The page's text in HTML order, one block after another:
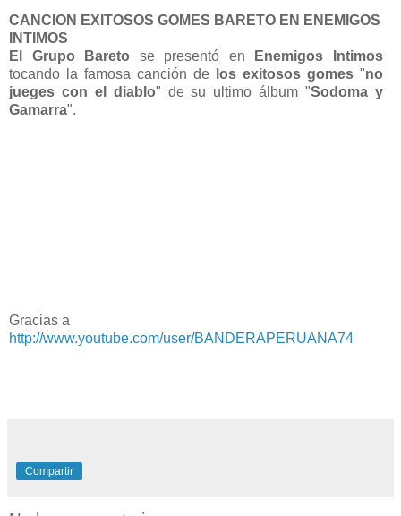
CANCION EXITOSOS GOMES BARETO EN ENEMIGOS
INTIMOS
El Grupo Bareto se presentó en
Enemigos Intimos
tocando la famosa canción de
los exitosos gomes "no
jueges con el diablo" de su ultimo álbum "Sodoma y
Gamarra".
Gracias a
http://www.youtube.com/user/BANDERAPERUANA74
Compartir